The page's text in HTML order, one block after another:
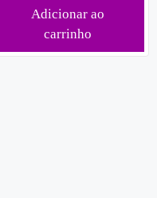
Adicionar ao
carrinho